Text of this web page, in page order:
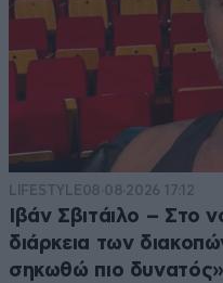
LIFESTYLE08·08·2026 17:12
Ιβάν Σβιτάιλο – Στο
διάρκεια των
σηκωθώ πιο δυνατός»